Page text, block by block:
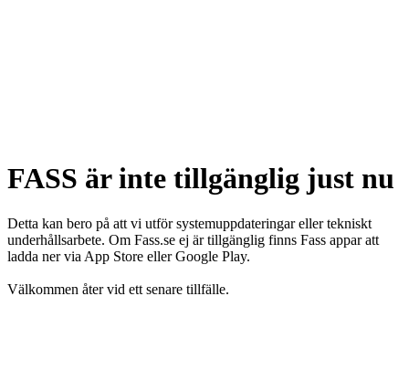
FASS är inte tillgänglig just nu
Detta kan bero på att vi utför systemuppdateringar eller tekniskt
underhållsarbete. Om Fass.se ej är tillgänglig finns Fass appar att
ladda ner via App Store eller Google Play.
Välkommen åter vid ett senare tillfälle.